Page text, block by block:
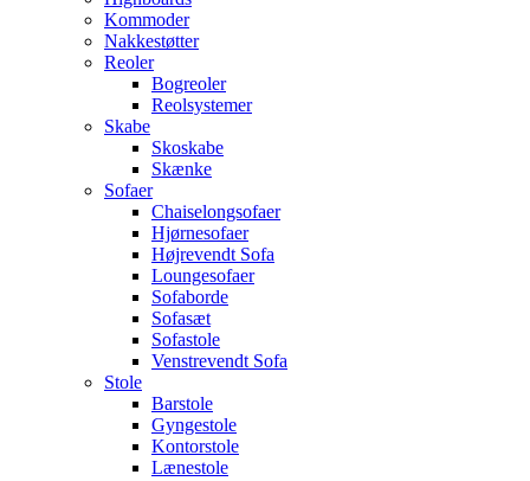
Kommoder
Nakkestøtter
Reoler
Bogreoler
Reolsystemer
Skabe
Skoskabe
Skænke
Sofaer
Chaiselongsofaer
Hjørnesofaer
Højrevendt Sofa
Loungesofaer
Sofaborde
Sofasæt
Sofastole
Venstrevendt Sofa
Stole
Barstole
Gyngestole
Kontorstole
Lænestole